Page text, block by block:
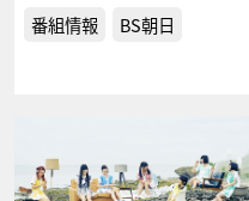
番組情報 BS朝日